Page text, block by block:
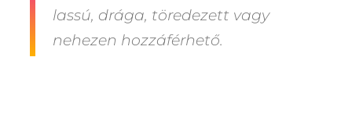
lassú, drága, töredezett vagy
nehezen hozzáférhető.